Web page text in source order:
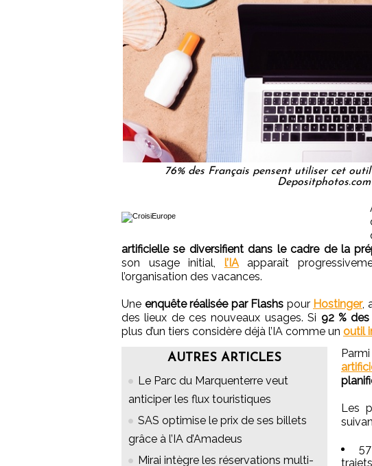
76% des Français pensent utiliser cet
artificielle se diversifient dans le cadre de la
son usage initial, l’IAapparaît
l’organisation des vacances.
Une enquête réalisée par Flashs pour Hostinger,
des lieux de ces nouveaux usages. Si 92 %
plus d’un tiers considère déjà l’IA comme un outil
AUTRES ARTICLES
Le Parc du Marquenterre veut
anticiper les flux touristiques
SAS optimise le prix de ses billets
grâce à l’IA d’Amadeus
Mirai intègre les réservations multi-
Les